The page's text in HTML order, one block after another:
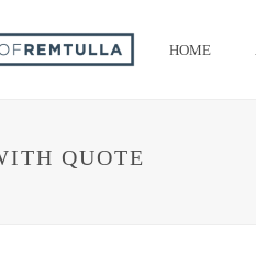
HOME
QUOTE